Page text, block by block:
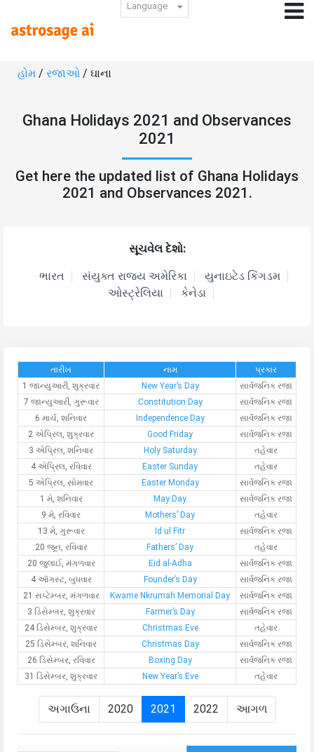
Language
હોમ / રજાઓ / ઘાના
Ghana Holidays 2021 and Observances
2021
Get here the updated list of Ghana Holidays
2021 and Observances 2021.
સૂચવેલ દેશો:
ભારત સંયુક્ત રાજ્ય અમેરિકા
યુનાઇટેડ કિંગડમ
ઓસ્ટ્રેલિયા
કેનેડા
તારીખ નામ
પ્રકાર
1 જાન્યુઆરી, શુક્રવાર
New Year’s Day
સાર્વજનિક રજા
7 જાન્યુઆરી, ગુરૂવાર
Constitution Day
સાર્વજનિક રજા
6 માર્ચ, શનિવાર
Independence Day
સાર્વજનિક રજા
2 એપ્રિલ, શુક્રવાર
Good Friday
સાર્વજનિક રજા
3 એપ્રિલ, શનિવાર
Holy Saturday
તહેવાર
4 એપ્રિલ, રવિવાર
Easter Sunday
તહેવાર
5 એપ્રિલ, સોમવાર
Easter Monday
સાર્વજનિક રજા
1 મે, શનિવાર
May Day
સાર્વજનિક રજા
9 મે, રવિવાર
Mothers’ Day
તહેવાર
13 મે, ગુરૂવાર
Id ul Fitr
સાર્વજનિક રજા
20 જૂન, રવિવાર
Fathers’ Day
તહેવાર
20 જુલાઈ, મંગળવાર
Eid al-Adha
સાર્વજનિક રજા
4 ઑગસ્ટ, બુધવાર
Founder’s Day
સાર્વજનિક રજા
21 સપ્ટેમ્બર, મંગળવાર
Kwame Nkrumah Memorial Day
સાર્વજનિક રજા
3 ડિસેમ્બર, શુક્રવાર
Farmer’s Day
સાર્વજનિક રજા
24 ડિસેમ્બર, શુક્રવાર
Christmas Eve
તહેવાર
25 ડિસેમ્બર, શનિવાર
Christmas Day
સાર્વજનિક રજા
26 ડિસેમ્બર, રવિવાર
Boxing Day
સાર્વજનિક રજા
31 ડિસેમ્બર, શુક્રવાર
New Year’s Eve તહેવાર
અગાઉના 2020 2021 2022 આગળ